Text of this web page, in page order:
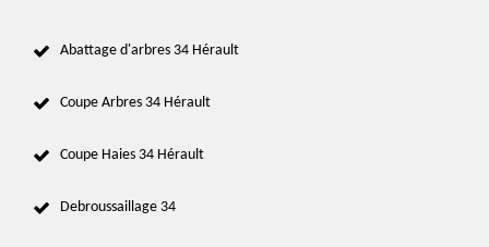
Abattage d'arbres 34 Hérault
Coupe Arbres 34 Hérault
Coupe Haies 34 Hérault
Debroussaillage 34